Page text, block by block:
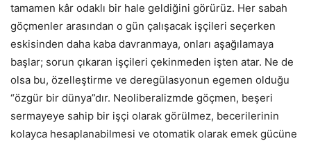
tamamen kâr odaklı bir hale geldiğini görürüz. Her sabah
göçmenler arasından o gün çalışacak işçileri seçerken
eskisinden daha kaba davranmaya, onları aşağılamaya
başlar; sorun çıkaran işçileri çekinmeden işten atar. Ne de
olsa bu, özelleştirme ve deregülasyonun egemen olduğu
“özgür bir dünya”dır. Neoliberalizmde göçmen, beşeri
sermayeye sahip bir işçi olarak görülmez, becerilerinin
kolayca hesaplanabilmesi ve otomatik olarak emek gücüne